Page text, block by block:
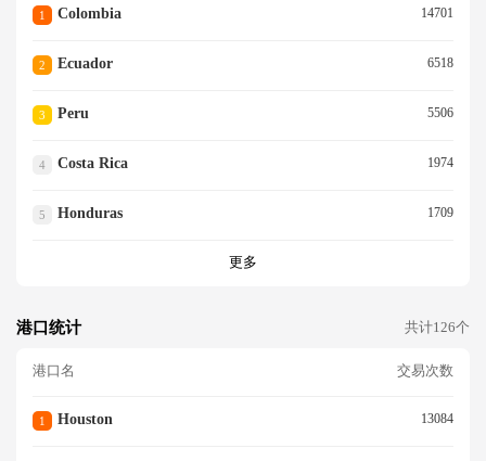
1 Colombia 14701
2 Ecuador 6518
3 Peru 5506
4 Costa Rica 1974
5 Honduras 1709
更多
港口统计 共计126个
港口名 交易次数
1 Houston 13084